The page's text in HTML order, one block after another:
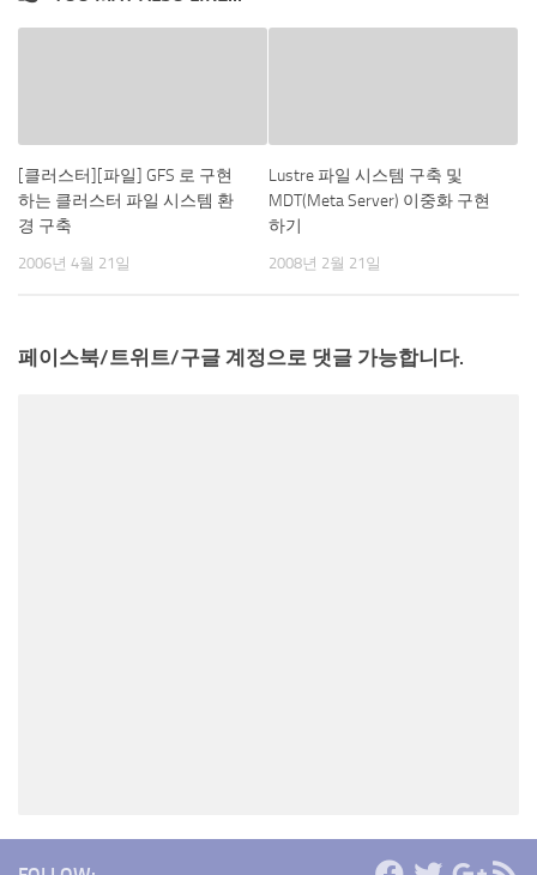
[클러스터][파일] GFS 로 구현
하는 클러스터 파일 시스템 환
경 구축
2006년 4월 21일
Lustre 파일 시스템 구축 및
MDT(Meta Server) 이중화 구현
하기
2008년 2월 21일
페이스북/트위트/구글 계정으로 댓글 가능합니다.